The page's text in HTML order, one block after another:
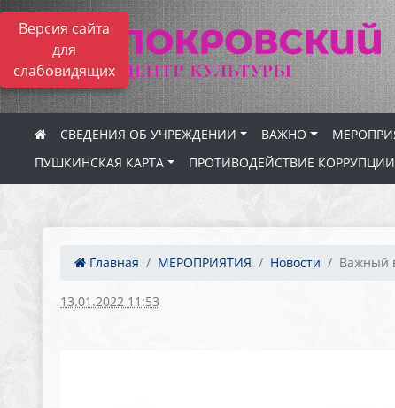
Версия сайта
для
слабовидящих
СВЕДЕНИЯ ОБ УЧРЕЖДЕНИИ ВАЖНО
ПУШКИНСКАЯ КАРТА
ПРОТИВОДЕЙСТВИЕ КОРРУПЦИИ
Главная МЕРОПРИЯТИЯ Новости Важный
13.01.2022 11:53